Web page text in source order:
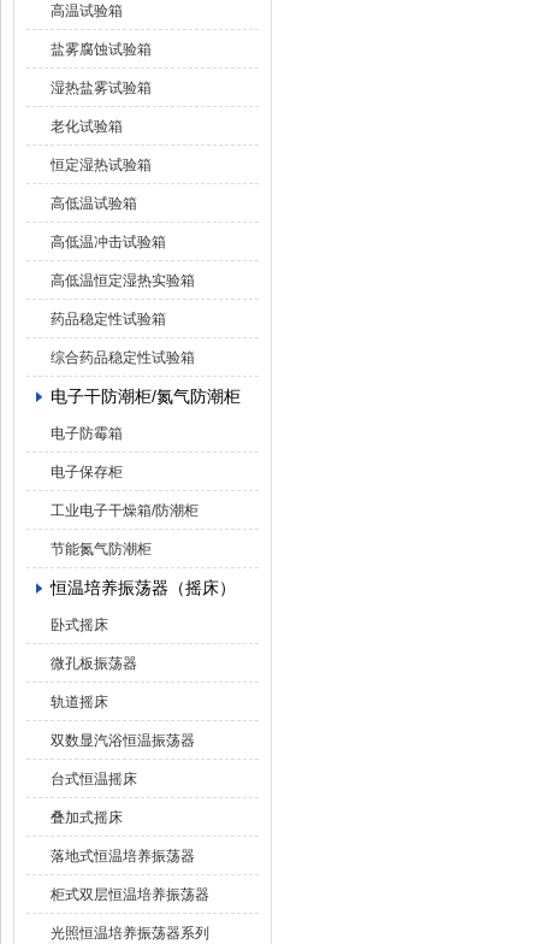
高温试验箱
盐雾腐蚀试验箱
湿热盐雾试验箱
老化试验箱
恒定湿热试验箱
高低温试验箱
高低温冲击试验箱
高低温恒定湿热实验箱
药品稳定性试验箱
综合药品稳定性试验箱
电子干防潮柜/氮气防潮柜
电子防霉箱
电子保存柜
工业电子干燥箱/防潮柜
节能氮气防潮柜
恒温培养振荡器（摇床）
卧式摇床
微孔板振荡器
轨道摇床
双数显汽浴恒温振荡器
台式恒温摇床
叠加式摇床
落地式恒温培养振荡器
柜式双层恒温培养振荡器
光照恒温培养振荡器系列